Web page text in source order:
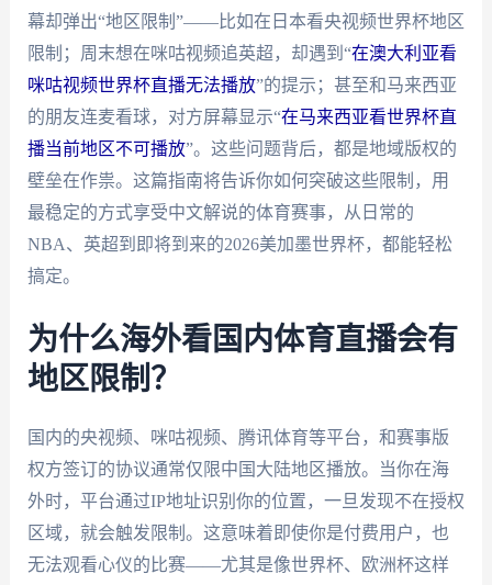
幕却弹出“地区限制”——比如在日本看央视频世界杯地区
限制；周末想在咪咕视频追英超，却遇到“在澳大利亚看
咪咕视频世界杯直播无法播放”的提示；甚至和马来西亚
的朋友连麦看球，对方屏幕显示“在马来西亚看世界杯直
播当前地区不可播放”。这些问题背后，都是地域版权的
壁垒在作祟。这篇指南将告诉你如何突破这些限制，用
最稳定的方式享受中文解说的体育赛事，从日常的
NBA、英超到即将到来的2026美加墨世界杯，都能轻松
搞定。
为什么海外看国内体育直播会有
地区限制？
国内的央视频、咪咕视频、腾讯体育等平台，和赛事版
权方签订的协议通常仅限中国大陆地区播放。当你在海
外时，平台通过IP地址识别你的位置，一旦发现不在授权
区域，就会触发限制。这意味着即使你是付费用户，也
无法观看心仪的比赛——尤其是像世界杯、欧洲杯这样